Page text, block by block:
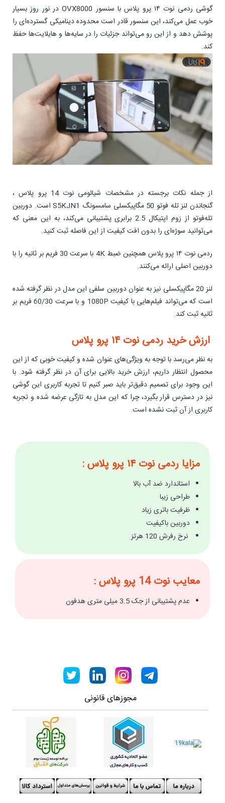
گوشی ردمی نوت ۱۴ پرو پلاس با سنسور OVX8000 در نور روز بسیار
خوب عمل می‌کند، این سنسور قادر است محدوده دینامیکی گسترده‌ای را
پوشش دهد و از این رو می‌تواند جزئیات را در سایه‌ها و هایلایت‌ها حفظ
کند.
از جمله نکات برجسته در مشخصات شیائومی نوت 14 پرو پلاس ،
گنجاندن لنز تله فوتو 50 مگاپیکسلی سامسونگ S5KJN1 است. دوربین
تله‌فوتو از زوم اپتیکال 2.5 برابری پشتیبانی می‌کند، به این معنی که
می‌توانید سوژه‌ای را بدون افت کیفیت از این فاصله ثبت کنید.
ردمی نوت ۱۴ پرو پلاس همچنین ضبط 4K با سرعت 30 فریم بر ثانیه را با
دوربین اصلی ارائه می‌کنند.
لنز 20 مگاپیکسلی نیز به عنوان دوربین سلفی این مدل در نظر گرفته شده
است که می‌تواند فیلم‌هایی با کیفیت 1080P و با سرعت 60/30 فریم بر
ثانیه ثبت کند.
ارزش خرید ردمی نوت ۱۴ پرو پلاس
به نظر می‌رسد با توجه به ویژگی‌های عنوان شده و کیفیت خوبی که از این
محصول انتظار داریم، ارزش خرید بالایی برای آن در نظر گرفته شود. با
این وجود برای تصمیم دقیق‌تر باید صبر کنیم تا تجربه کاربری این گوشی
نیز در دسترس قرار بگیرد، چرا که این مدل به تازگی عرضه شده و تجربه
کاربری از آن ثبت نشده است.
مزایا ردمی نوت ۱۴ پرو پلاس :
استاندارد ضد آب بالا
طراحی زیبا
ظرفیت باتری زیاد
دوربین باکیفیت
نرخ رفرش 120 هرتز
معایب نوت 14 پرو پلاس :
عدم پشتیبانی از جک 3.5 میلی متری هدفون
مجوزهای قانونی